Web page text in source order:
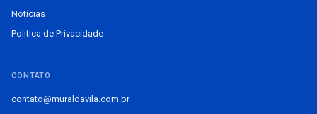
Notícias
Política de Privacidade
CONTATO
contato@muraldavila.com.br